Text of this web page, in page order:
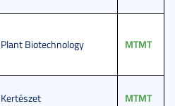
Plant Biotechnology MTMT
Kertészet MTMT